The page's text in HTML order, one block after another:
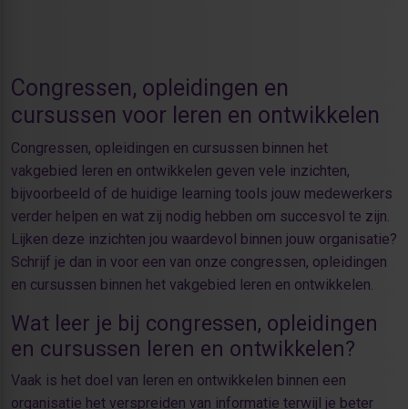
Congressen, opleidingen en
cursussen voor leren en ontwikkelen
Congressen, opleidingen en cursussen binnen het
vakgebied leren en ontwikkelen geven vele inzichten,
bijvoorbeeld of de huidige learning tools jouw medewerkers
verder helpen en wat zij nodig hebben om succesvol te zijn.
Lijken deze inzichten jou waardevol binnen jouw organisatie?
Schrijf je dan in voor een van onze congressen, opleidingen
en cursussen binnen het vakgebied leren en ontwikkelen.
Wat leer je bij congressen, opleidingen
en cursussen leren en ontwikkelen?
Vaak is het doel van leren en ontwikkelen binnen een
organisatie het verspreiden van informatie terwijl je beter